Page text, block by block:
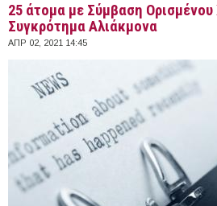
25 άτομα με Σύμβαση
Συγκρότημα Αλιάκμονα
ΑΠΡ 02, 2021 14:45